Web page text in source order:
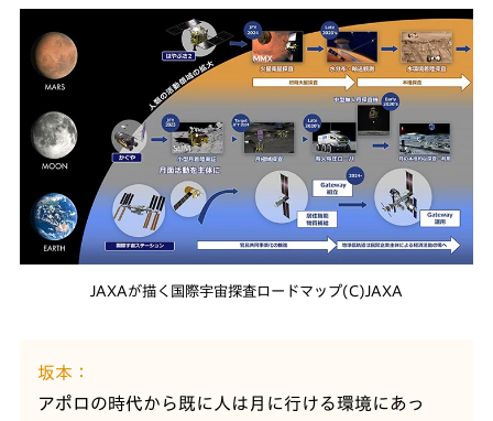
JAXAが描く国際宇宙探査ロードマップ(C)JAXA
坂本
アポロの時代から既に人は月に行ける環境にあっ